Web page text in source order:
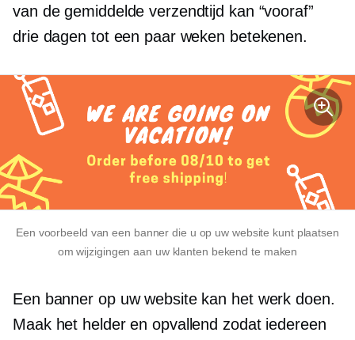
van de gemiddelde verzendtijd kan “vooraf”
drie dagen tot een paar weken betekenen.
Een voorbeeld van een banner die u op uw website kunt plaatsen
om wijzigingen aan uw klanten bekend te maken
Een banner op uw website kan het werk doen.
Maak het helder en opvallend zodat iedereen